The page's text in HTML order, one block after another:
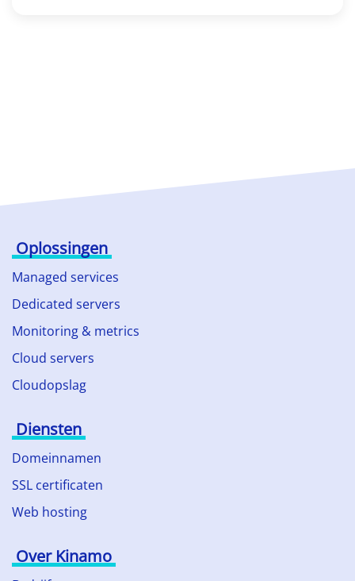
Oplossingen
Managed services
Dedicated servers
Monitoring & metrics
Cloud servers
Cloudopslag
Diensten
Domeinnamen
SSL certificaten
Web hosting
Over Kinamo